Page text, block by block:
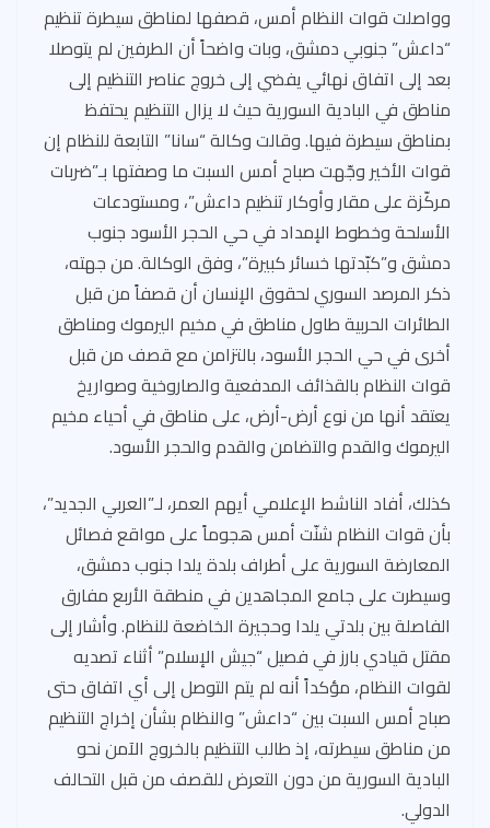
وواصلت قوات النظام أمس، قصفها لمناطق سيطرة تنظيم
“داعش” جنوبي دمشق، وبات واضحاً أن الطرفين لم يتوصلا
بعد إلى اتفاق نهائي يفضي إلى خروج عناصر التنظيم إلى
مناطق في البادية السورية حيث لا يزال التنظيم يحتفظ
بمناطق سيطرة فيها. وقالت وكالة “سانا” التابعة للنظام إن
قوات الأخير وجّهت صباح أمس السبت ما وصفتها بـ”ضربات
مركّزة على مقار وأوكار تنظيم داعش”، ومستودعات
الأسلحة وخطوط الإمداد في حي الحجر الأسود جنوب
دمشق و”كبّدتها خسائر كبيرة”، وفق الوكالة. من جهته،
ذكر المرصد السوري لحقوق الإنسان أن قصفاً من قبل
الطائرات الحربية طاول مناطق في مخيم اليرموك ومناطق
أخرى في حي الحجر الأسود، بالتزامن مع قصف من قبل
قوات النظام بالقذائف المدفعية والصاروخية وصواريخ
يعتقد أنها من نوع أرض-أرض، على مناطق في أحياء مخيم
اليرموك والقدم والتضامن والقدم والحجر الأسود.
كذلك، أفاد الناشط الإعلامي أيهم العمر، لـ”العربي الجديد”،
بأن قوات النظام شنّت أمس هجوماً على مواقع فصائل
المعارضة السورية على أطراف بلدة يلدا جنوب دمشق،
وسيطرت على جامع المجاهدين في منطقة الأربع مفارق
الفاصلة بين بلدتي يلدا وحجيرة الخاضعة للنظام. وأشار إلى
مقتل قيادي بارز في فصيل “جيش الإسلام” أثناء تصديه
لقوات النظام، مؤكداً أنه لم يتم التوصل إلى أي اتفاق حتى
صباح أمس السبت بين “داعش” والنظام بشأن إخراج التنظيم
من مناطق سيطرته، إذ طالب التنظيم بالخروج الآمن نحو
البادية السورية من دون التعرض للقصف من قبل التحالف
الدولي.